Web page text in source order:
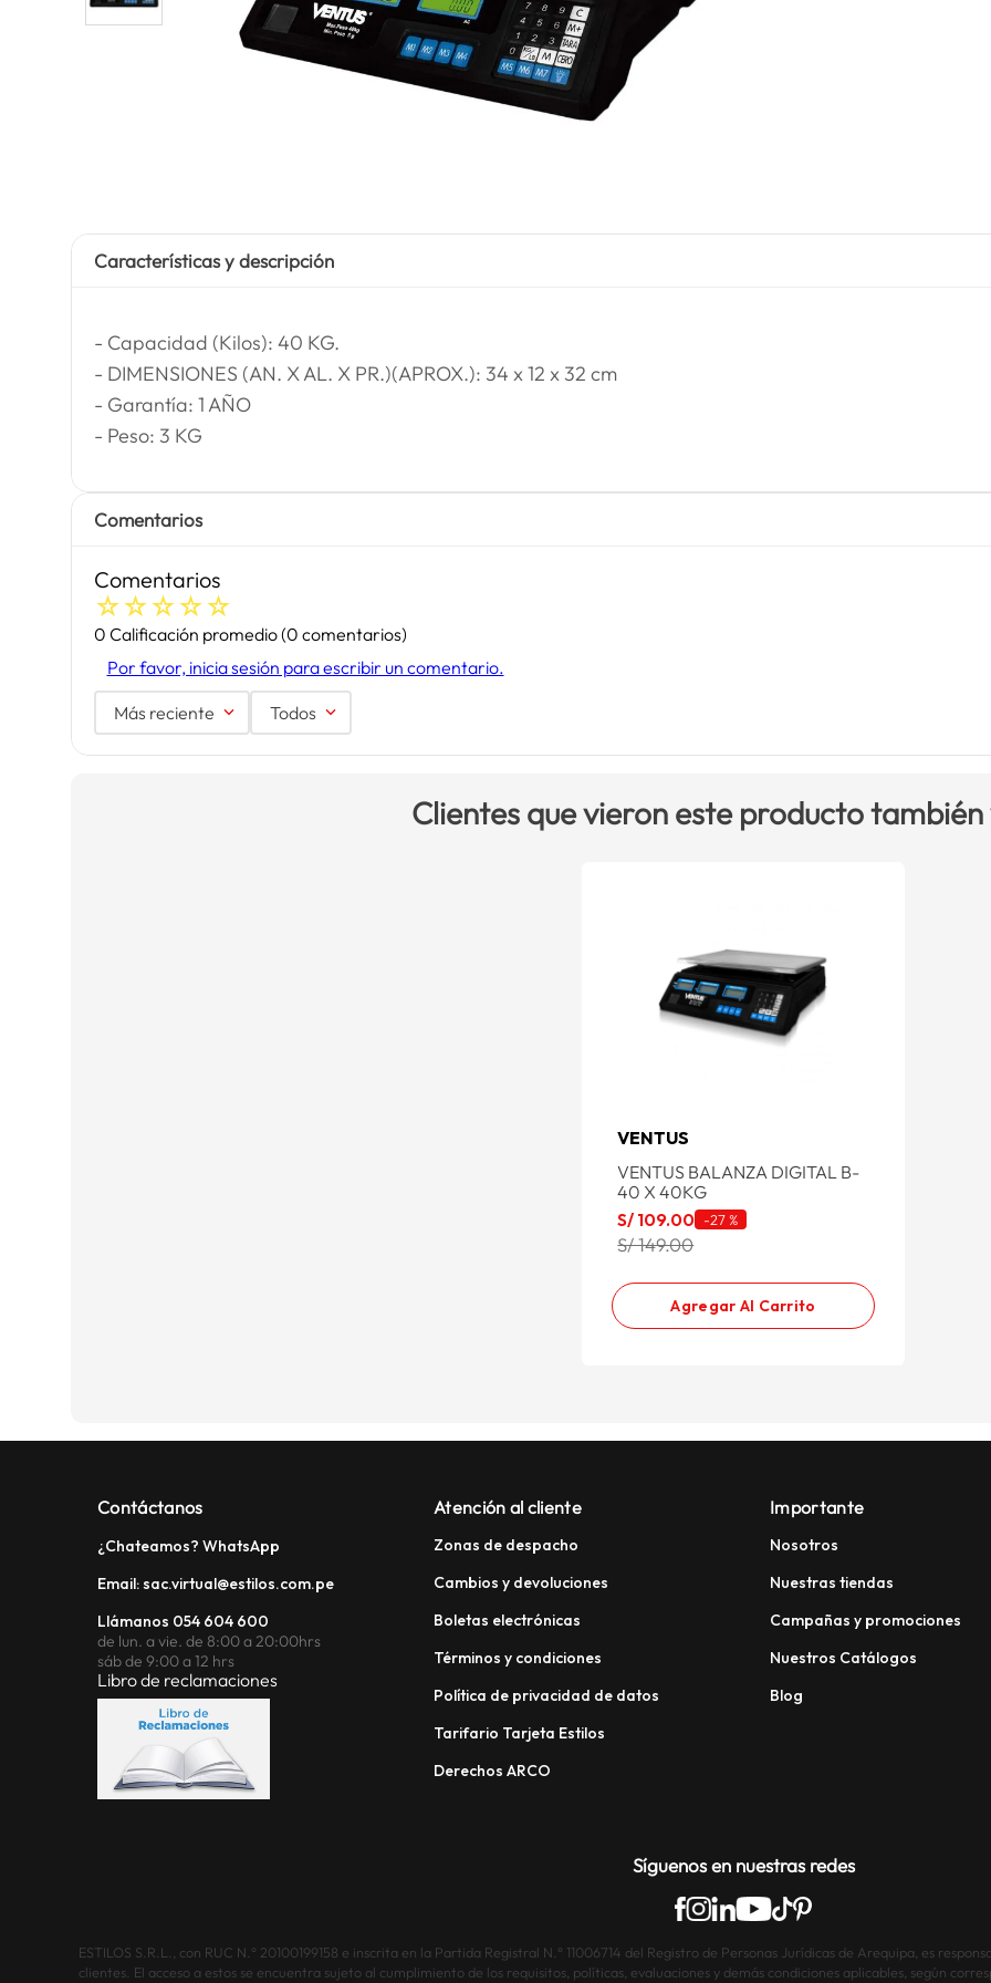
Características y descripción
- Capacidad (Kilos): 40 KG.
- DIMENSIONES (AN. X AL. X PR.)(APROX.): 34 x 12 x 32 cm
- Garantía: 1 AÑO
- Peso: 3 KG
Comentarios
Comentarios
☆☆☆☆☆
0 Calificación promedio(0 comentarios)
Por favor, inicia sesión para escribir un comentario.
Más reciente Todos
Clientes que vieron este producto
VENTUS
VENTUS BALANZA DIGITAL B-
40 X 40KG
S/ 109.00 -27 %
S/ 149.00
Agregar Al Carrito
Contáctanos
¿Chateamos? WhatsApp
Email: sac.virtual@estilos.com.pe
Llámanos 054 604 600
de lun. a vie. de 8:00 a 20:00hrs
sáb de 9:00 a 12 hrs
Libro de reclamaciones
Atención al cliente
Zonas de despacho
Cambios y devoluciones
Boletas electrónicas
Términos y condiciones
Política de privacidad de datos
Tarifario Tarjeta Estilos
Derechos ARCO
Importante
Nosotros
Nuestras tiendas
Campañas y promociones
Nuestros Catálogos
Blog
Síguenos en nuestras redes
ESTILOS S.R.L., con RUC N.° 20100199158 e inscrita en la Partida Registral N.° 11006714 del Registro de Personas Jurídicas de Arequipa, es
clientes. El acceso a estos se encuentra sujeto al cumplimiento de los requisitos, políticas, evaluaciones y demás condiciones aplicables, según